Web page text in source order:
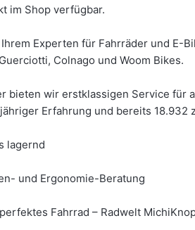
im Shop verfügbar.
Experten für Fahrräder und E-
Colnago und Woom Bikes.
bieten wir erstklassigen Service für
Erfahrung und bereits 18.932
lagernd
und Ergonomie-Beratung
Fahrrad – Radwelt